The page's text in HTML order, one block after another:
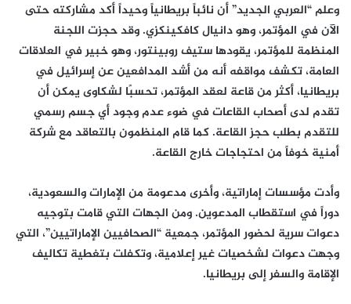
وعلم “العربي الجديد” أن نائباً بريطانياً وحيداً أكد مشاركته حتى
الآن في المؤتمر، وهو دانيال كافكينكزي. وقد حجزت اللجنة
المنظمة للمؤتمر، يقودها ستيف روبينتور، وهو خبير في العلاقات
العامة، تكشف مواقفه أنه من أشد المدافعين عن إسرائيل في
بريطانيا، أكثر من قاعة لعقد المؤتمر، تحسبًا لشكاوى يمكن أن
تقدم لدى أصحاب القاعات في ضوء عدم وجود أي جسم رسمي
للتقدم بطلب حجز القاعة. كما قام المنظمون بالتعاقد مع شركة
أمنية خوفاً من احتجاجات خارج القاعة.
وأدت مؤسسات إماراتية، وأخرى مدعومة من الإمارات والسعودية،
دوراً في استقطاب المدعوين. ومن الجهات التي قامت بتوجيه
دعوات سرية لحضور المؤتمر، جمعية “الصحافيين الإماراتيين”، التي
وجهت دعوات لشخصيات غير إعلامية، وتكفلت بتغطية تكاليف
الإقامة والسفر إلى بريطانيا.